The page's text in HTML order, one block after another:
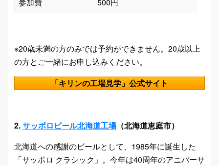
参加費 500円
※20歳未満の方のみでは予約ができません。20歳以上
の方とご一緒にお申し込みください。
「キリンの工場見学」公式サイト
2.サッポロビール北海道工場（北海道恵庭市）
北海道への感謝のビールとして、1985年に誕生した
「サッポロ クラシック」。今年は40周年のアニバーサ